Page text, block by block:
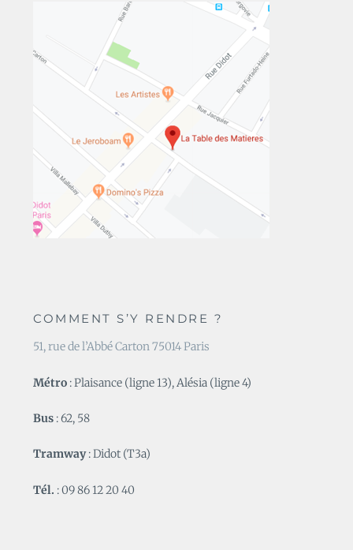
COMMENT S’Y RENDRE ?
51, rue de l’Abbé Carton 75014 Paris
Métro : Plaisance (ligne 13), Alésia (ligne 4)
Bus : 62, 58
Tramway: Didot (T3a)
Tél. : 09 86 12 20 40